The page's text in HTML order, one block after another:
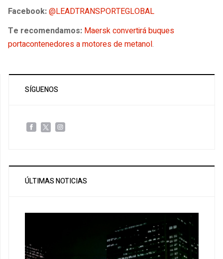
Facebook:@LEADTRANSPORTEGLOBAL
Te recomendamos: Maersk convertirá buques
portacontenedores a motores de metanol.
SÍGUENOS
ÚLTIMAS NOTICIAS